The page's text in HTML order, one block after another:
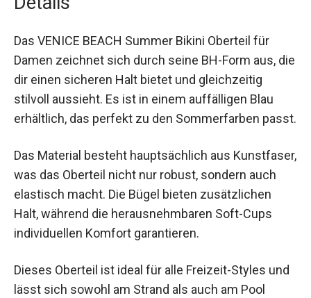
Details
Das VENICE BEACH Summer Bikini Oberteil für
Damen zeichnet sich durch seine BH-Form aus,
die dir einen sicheren Halt bietet und gleichzeitig
stilvoll aussieht. Es ist in einem auffälligen Blau
erhältlich, das perfekt zu den Sommerfarben
Das Material besteht hauptsächlich aus
Kunstfaser, was das Oberteil nicht nur robust,
sondern auch elastisch macht. Die Bügel bieten
zusätzlichen Halt, während die herausnehmbaren
Soft-Cups individuellen Komfort garantieren.